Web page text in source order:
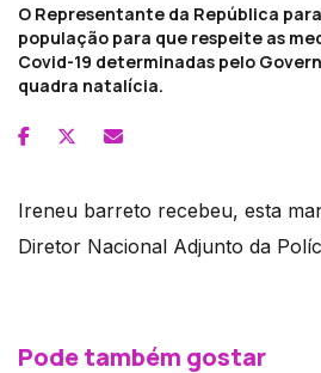
O Representante da República
população para que respeite as
Covid-19 determinadas pelo
quadra natalícia.
Ireneu barreto recebeu, esta
Diretor Nacional Adjunto da
Pode também gostar